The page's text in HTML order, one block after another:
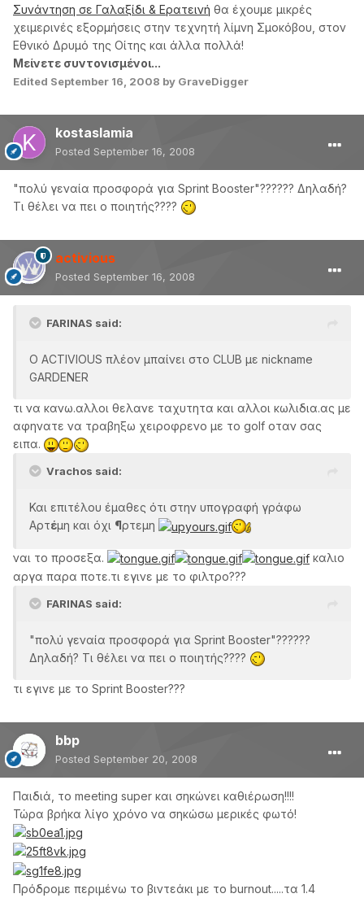
Συνάντηση σε Γαλαξίδι & Ερατεινή θα έχουμε μικρές
χειμερινές εξορμήσεις στην τεχνητή λίμνη Σμοκόβου, στον
Εθνικό Δρυμό της Οίτης και άλλα πολλά!
Μείνετε συντονισμένοι...
Edited September 16, 2008 by GraveDigger
kostaslamia
Posted September 16, 2008
"πολύ γεναία προσφορά για Sprint Booster"?????? Δηλαδή?
Τι θέλει να πει ο ποιητής????
activious
Posted September 16, 2008
FARINAS said:
Ο ΑCTIVIOUS πλέον μπαίνει στο CLUB με nickname
GARDENER
τι να κανω.αλλοι θελανε ταχυτητα και αλλοι κωλιδια.ας με
αφηνατε να τραβηξω χειροφρενο με το golf οταν σας
ειπα.
Vrachos said:
Και επιτέλου έμαθες ότι στην υπογραφή γράφω
Αρτέμη και όχι ¶ρτεμη
ναι το προσεξα.
καλιο
αργα παρα ποτε.τι εγινε με το φιλτρο???
FARINAS said:
"πολύ γεναία προσφορά για Sprint Booster"??????
Δηλαδή? Τι θέλει να πει ο ποιητής????
τι εγινε με το Sprint Booster???
bbp
Posted September 20, 2008
Παιδιά, το meeting super και σηκώνει καθιέρωση!!!!
Τώρα βρήκα λίγο χρόνο να σηκώσω μερικές φωτό!
Πρόδρομε περιμένω το βιντεάκι με το burnout.....τα 1.4